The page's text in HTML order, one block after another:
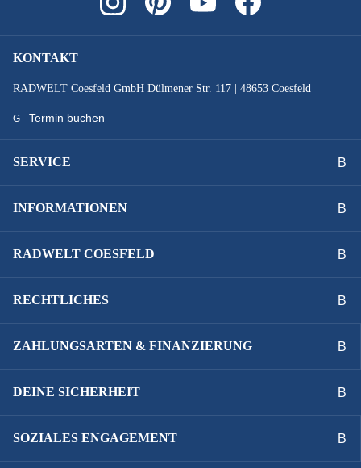
KONTAKT
RADWELT Coesfeld GmbH Dülmener Str. 117 | 48653 Coesfeld
Termin buchen
SERVICE
INFORMATIONEN
RADWELT COESFELD
RECHTLICHES
ZAHLUNGSARTEN & FINANZIERUNG
DEINE SICHERHEIT
SOZIALES ENGAGEMENT